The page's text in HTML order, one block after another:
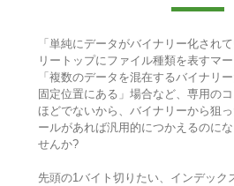
「単純にデータがバイナリー化され
リートップにファイル種類を表すマ
「複数のデータを混在するバイナリ
固定位置にある」場合など、専用の
ほどでないから、バイナリーから狙
ールがあれば汎用的につかえるのに
せんか?
先頭の1バイト切りたい、インデック